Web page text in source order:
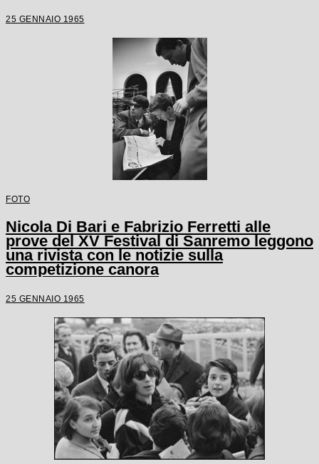
25 GENNAIO 1965
FOTO
Nicola Di Bari e Fabrizio Ferretti alle
prove del XV Festival di Sanremo leggono
una rivista con le notizie sulla
competizione canora
25 GENNAIO 1965